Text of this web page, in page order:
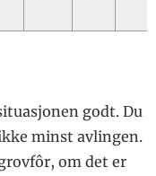
godt. Du
minst avlingen.
om det er